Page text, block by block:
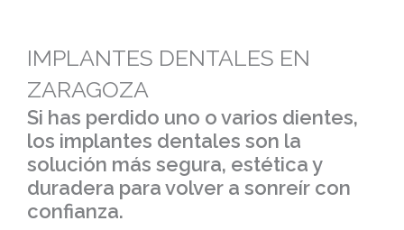
IMPLANTES DENTALES EN
ZARAGOZA
Si has perdido uno o varios dientes,
los implantes dentales son la
solución más segura, estética y
duradera para volver a sonreír con
confianza.